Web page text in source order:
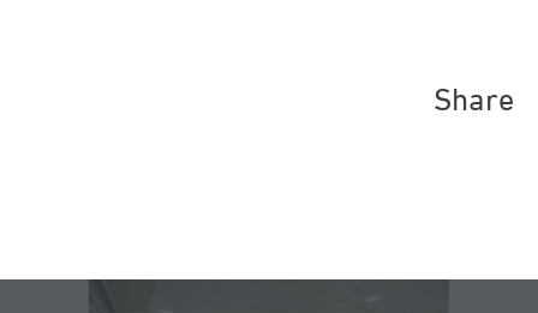
Share